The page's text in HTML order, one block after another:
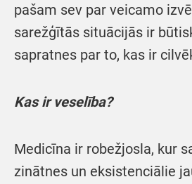
pašam sev par veicamo
sarežģītās situācijās ir
sapratnes par to, kas ir
Kas ir veselība?
Medicīna ir robežjosla, kur
zinātnes un eksistenciālie